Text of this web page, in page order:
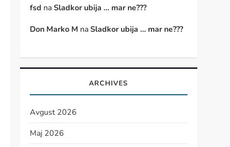
fsd naSladkor ubija … mar ne???
Don Marko M naSladkor ubija … mar ne???
ARCHIVES
Avgust 2026
Maj 2026